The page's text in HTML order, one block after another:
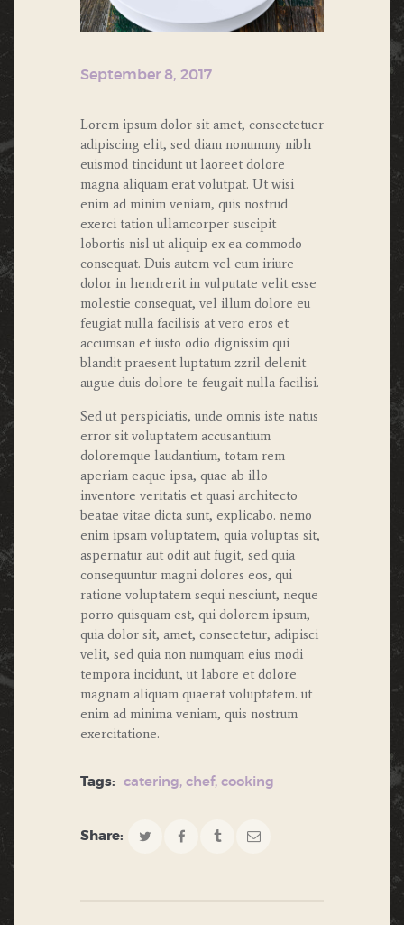
September 8, 2017
Lorem ipsum dolor sit amet, consectetuer
adipiscing elit, sed diam nonummy nibh
euismod tincidunt ut laoreet dolore
magna aliquam erat volutpat. Ut wisi
enim ad minim veniam, quis nostrud
exerci tation ullamcorper suscipit
lobortis nisl ut aliquip ex ea commodo
consequat. Duis autem vel eum iriure
dolor in hendrerit in vulputate velit esse
molestie consequat, vel illum dolore eu
feugiat nulla facilisis at vero eros et
accumsan et iusto odio dignissim qui
blandit praesent luptatum zzril delenit
augue duis dolore te feugait nulla facilisi.
Sed ut perspiciatis, unde omnis iste natus
error sit voluptatem accusantium
doloremque laudantium, totam rem
aperiam eaque ipsa, quae ab illo
inventore veritatis et quasi architecto
beatae vitae dicta sunt, explicabo. nemo
enim ipsam voluptatem, quia voluptas sit,
aspernatur aut odit aut fugit, sed quia
consequuntur magni dolores eos, qui
ratione voluptatem sequi nesciunt, neque
porro quisquam est, qui dolorem ipsum,
quia dolor sit, amet, consectetur, adipisci
velit, sed quia non numquam eius modi
tempora incidunt, ut labore et dolore
magnam aliquam quaerat voluptatem. ut
enim ad minima veniam, quis nostrum
exercitatione.
Tags: catering,chef,cooking
Share: